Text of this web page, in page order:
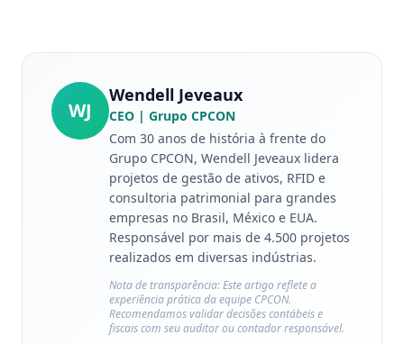
WJ
Wendell Jeveaux
CEO | Grupo CPCON
Com 30 anos de história à frente do
Grupo CPCON, Wendell Jeveaux lidera
projetos de gestão de ativos, RFID e
consultoria patrimonial para grandes
empresas no Brasil, México e EUA.
Responsável por mais de 4.500 projetos
realizados em diversas indústrias.
Nota de transparência: Este artigo reflete a
experiência prática da equipe CPCON.
Recomendamos validar decisões contábeis e
fiscais com seu auditor ou contador responsável.